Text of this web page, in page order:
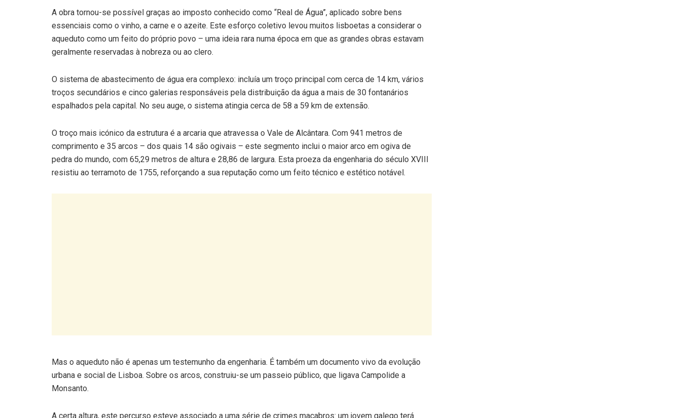
essenciais como o vinho, a carne e o azeite. Este esforço coletivo levou muitos lisboetas a considerar o
aqueduto como um feito do próprio povo – uma ideia rara numa época em que as grandes obras estavam
geralmente reservadas à nobreza ou ao clero.
O sistema de abastecimento de água era complexo: incluía um troço principal com cerca de 14 km, vários
espalhados pela capital. No seu auge, o sistema atingia cerca de 58 a 59 km de extensão.
O troço mais icónico da estrutura é a arcaria que atravessa o Vale de Alcântara. Com 941 metros de
pedra do mundo, com 65,29 metros de altura e 28,86 de largura. Esta proeza da engenharia do século XVIII
resistiu ao terramoto de 1755, reforçando a sua reputação como um feito técnico e estético notável.
urbana e social de Lisboa. Sobre os arcos, construiu-se um passeio público, que ligava Campolide a
A certa altura, este percurso esteve associado a uma série de crimes macabros: um jovem galego terá
empurrado várias vítimas do cimo da arcaria, simulando suicídios, o que deu origem a uma das histórias